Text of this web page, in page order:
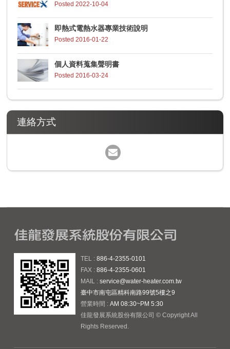
Posted 2022-10-04
即熱式電熱水器專業技術說明
Posted 2016-01-22
個人資料蒐集聲明書
Posted 2016-03-24
連絡方式
TEL :886-4-2355-0101
FAX :886-4-2355-0601
MAIL :service@water-heater.com.tw
臺中市南屯區精科南路99號5樓之9
營業時間 :AM 08:30~PM 5:30
佳龍發展系統股份有限公司 © Copyright All
Rights Reserved.